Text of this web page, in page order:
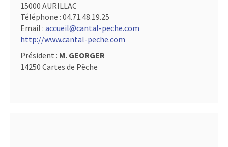
15000 AURILLAC
Téléphone : 04.71.48.19.25
Email : accueil@cantal-peche.com
http://www.cantal-peche.com
Président : M. GEORGER
14250 Cartes de Pêche